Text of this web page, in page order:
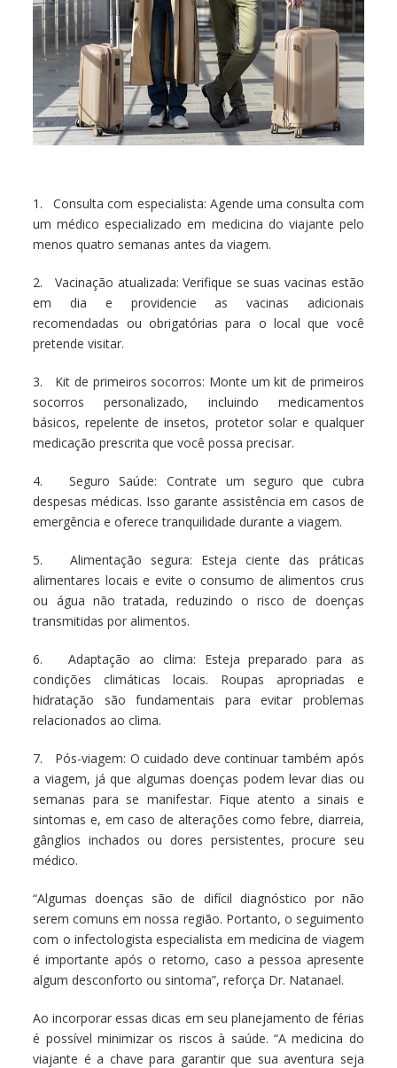
1. Consulta com especialista: Agende uma consulta com
um médico especializado em medicina do viajante pelo
menos quatro semanas antes da viagem.
2. Vacinação atualizada: Verifique se suas vacinas estão
em dia e providencie as vacinas adicionais
recomendadas ou obrigatórias para o local que você
pretende visitar.
3. Kit de primeiros socorros: Monte um kit de primeiros
socorros personalizado, incluindo medicamentos
básicos, repelente de insetos, protetor solar e qualquer
medicação prescrita que você possa precisar.
4. Seguro Saúde: Contrate um seguro que cubra
despesas médicas. Isso garante assistência em casos de
emergência e oferece tranquilidade durante a viagem.
5. Alimentação segura: Esteja ciente das práticas
alimentares locais e evite o consumo de alimentos crus
ou água não tratada, reduzindo o risco de doenças
transmitidas por alimentos.
6. Adaptação ao clima: Esteja preparado para as
condições climáticas locais. Roupas apropriadas e
hidratação são fundamentais para evitar problemas
relacionados ao clima.
7. Pós-viagem: O cuidado deve continuar também após
a viagem, já que algumas doenças podem levar dias ou
semanas para se manifestar. Fique atento a sinais e
sintomas e, em caso de alterações como febre, diarreia,
gânglios inchados ou dores persistentes, procure seu
médico.
“Algumas doenças são de difícil diagnóstico por não
serem comuns em nossa região. Portanto, o seguimento
com o infectologista especialista em medicina de viagem
é importante após o retorno, caso a pessoa apresente
algum desconforto ou sintoma”, reforça Dr. Natanael.
Ao incorporar essas dicas em seu planejamento de férias
é possível minimizar os riscos à saúde. “A medicina do
viajante é a chave para garantir que sua aventura seja